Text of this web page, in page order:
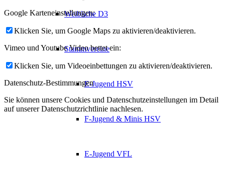
Weibliche D3
Stammvereine
E-Jugend HSV
F-Jugend & Minis HSV
E-Jugend VFL
Google Karteneinstellungen:
Klicken Sie, um Google Maps zu aktivieren/deaktivieren.
Vimeo und Youtube Video bettet ein:
Klicken Sie, um Videoeinbettungen zu aktivieren/deaktivieren.
Datenschutz-Bestimmungen
Sie können unsere Cookies und Datenschutzeinstellungen im Detail
auf unserer Datenschutzrichtlinie nachlesen.